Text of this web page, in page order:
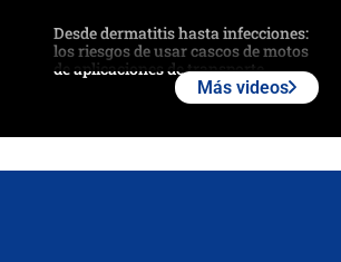
Desde dermatitis hasta infecciones:
los riesgos de usar cascos de motos
de aplicaciones de transporte
Más videos